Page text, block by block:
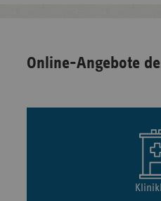
Online-Angebote